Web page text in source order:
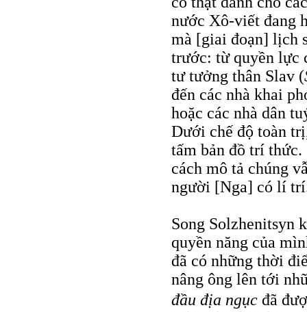
nước Xô-viết đang
mà [giai đoạn] lịch
trước: từ quyền lực
tư tưởng thân Slav (
đến các nhà khai
hoặc các nhà dân
Dưới chế độ toàn
tấm bản đồ trí thức.
cách mô tả chúng
người [Nga] có lí
Song Solzhenitsyn
quyền năng của
đã có những thời
nâng ông lên tới
đầu địa ngục đã